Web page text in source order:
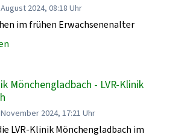
2024, 08:18 Uhr
im frühen Erwachsenenalter
Mönchengladbach - LVR-Klinik
2024, 17:21 Uhr
LVR-Klinik Mönchengladbach im